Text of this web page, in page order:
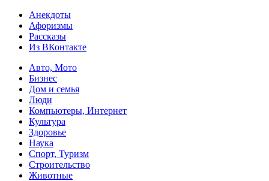
Анекдоты
Афоризмы
Рассказы
Из ВКонтакте
Авто, Мото
Бизнес
Дом и семья
Люди
Компьютеры, Интернет
Культура
Здоровье
Наука
Спорт, Туризм
Строительство
Животные